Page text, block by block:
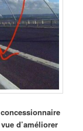
d’améliorer